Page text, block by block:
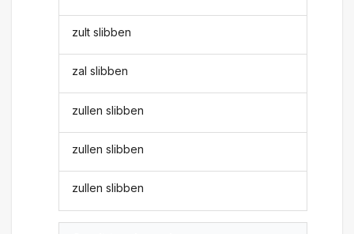
zult slibben
zal slibben
zullen slibben
zullen slibben
zullen slibben